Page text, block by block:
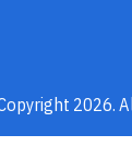
2026.